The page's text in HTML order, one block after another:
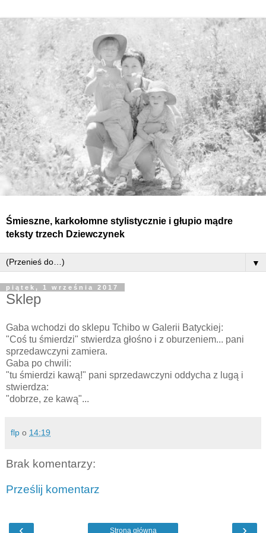
Śmieszne, karkołomne stylistycznie i głupio mądre
teksty trzech Dziewczynek
▼
piątek, 1 września 2017
Sklep
Gaba wchodzi do sklepu Tchibo w Galerii Batyckiej:
"Coś tu śmierdzi" stwierdza głośno i z oburzeniem... pani
sprzedawczyni zamiera.
Gaba po chwili:
"tu śmierdzi kawą!" pani sprzedawczyni oddycha z lugą i
stwierdza:
"dobrze, ze kawą"...
flp o 14:19
Brak komentarzy:
Prześlij komentarz
‹ ›
Strona główna